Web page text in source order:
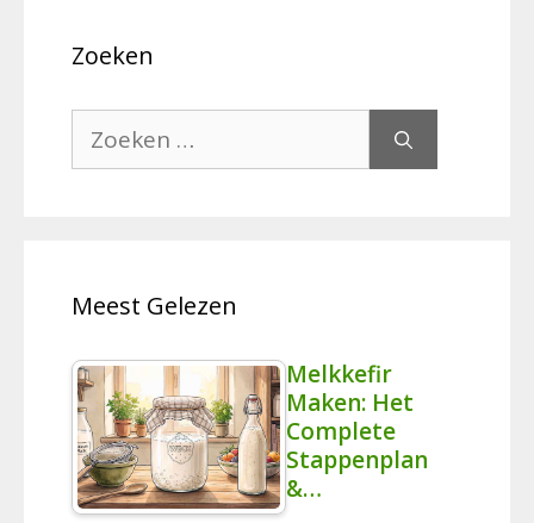
Zoeken
Zoek
naar:
Meest Gelezen
Melkkefir
Maken: Het
Complete
Stappenplan
&…